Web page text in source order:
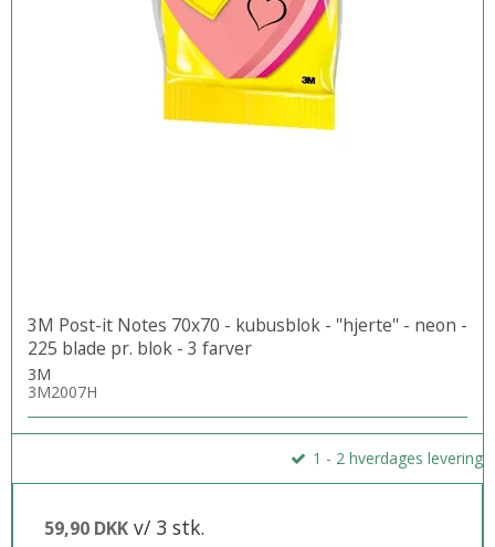
3M Post-it Notes 70x70 - kubusblok - ''hjerte'' - neon -
225 blade pr. blok - 3 farver
3M
3M2007H
1 - 2 hverdages levering
59,90 DKK v/ 3 stk.